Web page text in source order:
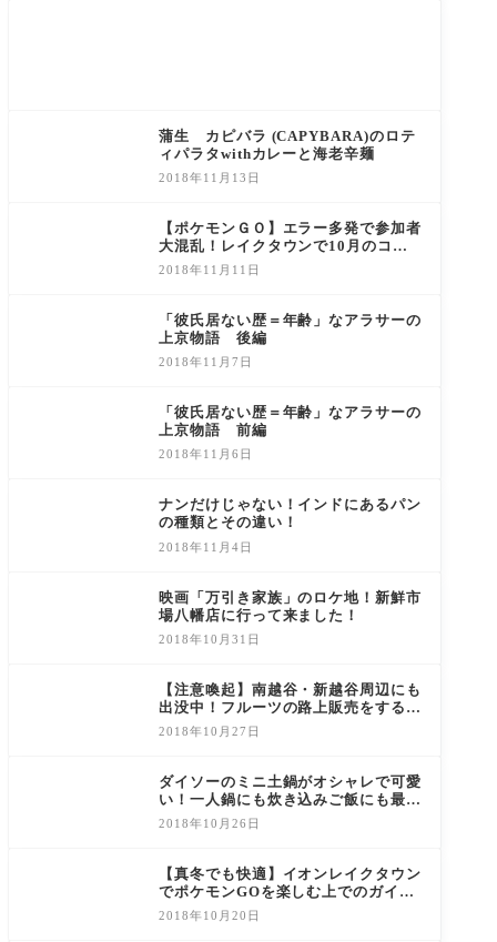
蒲生 カピバラ (CAPYBARA)のロテ
ィパラタwithカレーと海老辛麺
2018年11月13日
【ポケモンＧＯ】エラー多発で参加者
大混乱！レイクタウンで10月のコミ
ュニティデイに参加してきました！
2018年11月11日
「彼氏居ない歴＝年齢」なアラサーの
上京物語 後編
2018年11月7日
「彼氏居ない歴＝年齢」なアラサーの
上京物語 前編
2018年11月6日
ナンだけじゃない！インドにあるパン
の種類とその違い！
2018年11月4日
映画「万引き家族」のロケ地！新鮮市
場八幡店に行って来ました！
2018年10月31日
【注意喚起】南越谷・新越谷周辺にも
出没中！フルーツの路上販売をする若
者達の正体について調べてみた
2018年10月27日
ダイソーのミニ土鍋がオシャレで可愛
い！一人鍋にも炊き込みご飯にも最
適！
2018年10月26日
【真冬でも快適】イオンレイクタウン
でポケモンGOを楽しむ上でのガイド
ブック的な記事
2018年10月20日